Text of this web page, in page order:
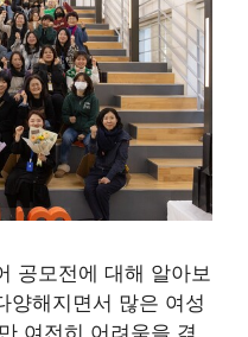
공모전에 대해 알아보
양해지면서 많은 여성